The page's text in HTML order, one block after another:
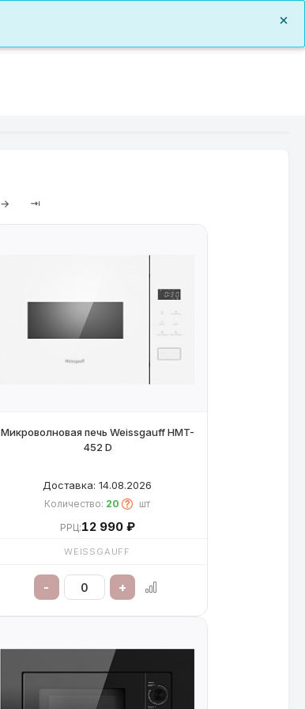
→ ⇥
Микроволновая печь Weissgauff HMT-
452 D
Доставка: 14.08.2026
Количество: 20
шт
РРЦ:12 990 ₽
WEISSGAUFF
- +